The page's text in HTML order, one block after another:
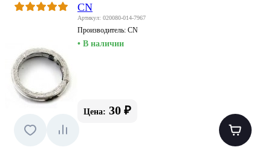
CN
Артикул: 020080-014-7967
Производитель: CN
• В наличии
Цена: 30 ₽